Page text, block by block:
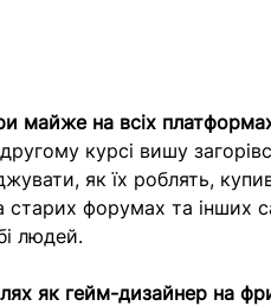
майже на всіх
курсі вишу
як їх роблять,
старих форумах та інших
людей.
як гейм-дизайнер на